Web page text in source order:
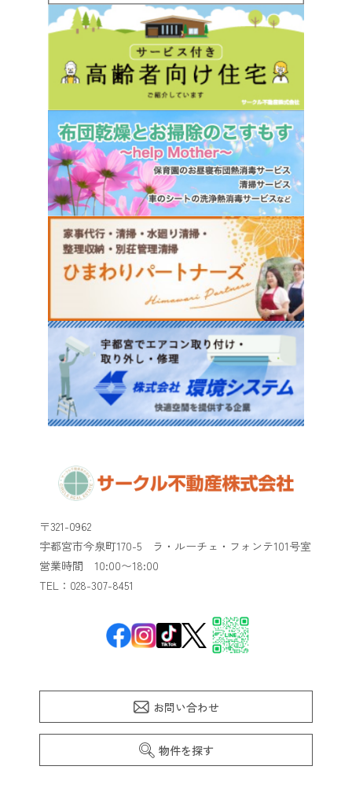
〒321-0962
宇都宮市今泉町170-5 ラ・ルーチェ・フォンテ101号室
​​​​​​​営業時間 10:00〜18:00
TEL：028-307-8451
お問い合わせ
物件を探す